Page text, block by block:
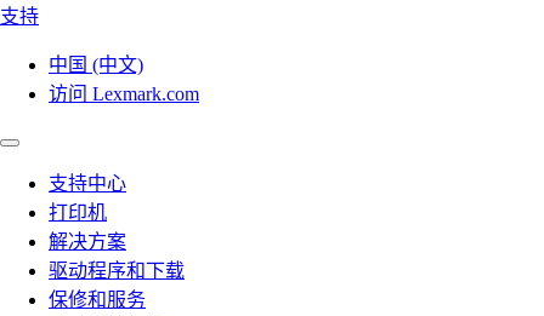
支持
中国 (中文)
访问 Lexmark.com
支持中心
打印机
解决方案
驱动程序和下载
保修和服务